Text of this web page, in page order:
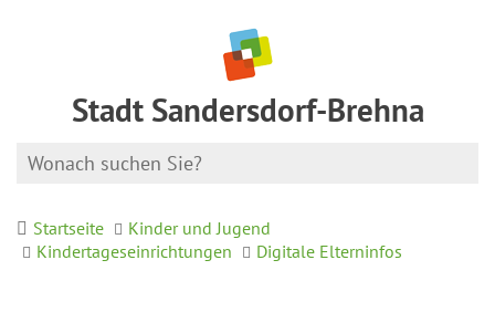
Stadt Sandersdorf-Brehna
Startseite
Kinder und Jugend
Kindertageseinrichtungen
Digitale Elterninfos